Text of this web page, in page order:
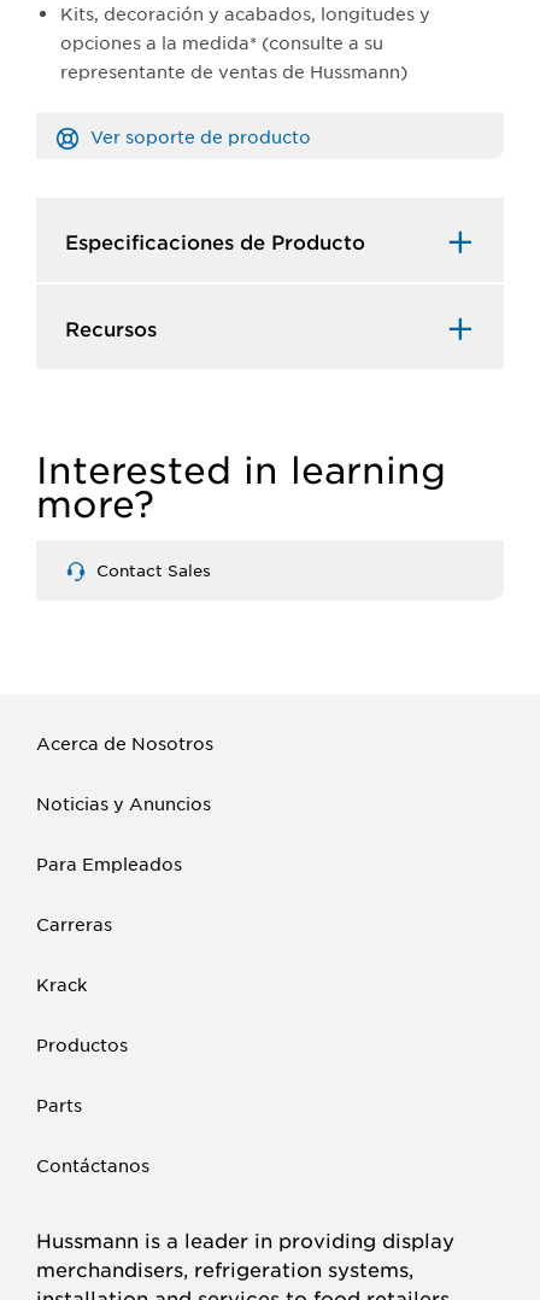
Kits, decoración y acabados, longitudes y
opciones a la medida* (consulte a su
representante de ventas de Hussmann)
Ver soporte de producto
Especificaciones de Producto​
Recursos​
Interested in learning
more?
Contact Sales
Acerca de Nosotros
Noticias y Anuncios
Para Empleados
Carreras
Krack
Productos
Parts
Contáctanos
Hussmann is a leader in providing display
merchandisers, refrigeration systems,